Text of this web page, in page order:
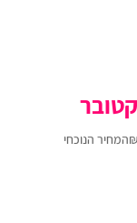
המחיר הנוכחי